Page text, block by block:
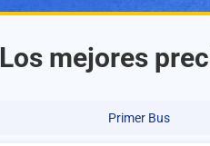
Los mejores
Primer Bus